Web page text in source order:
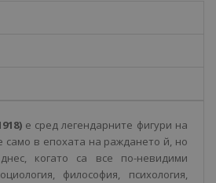
е сред легендарните фигури на
само в епохата на раждането й, но
когато са все по-невидими
философия, психология,